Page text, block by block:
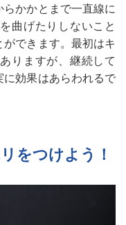
かかとまで一直線に
曲げたりしないこと
できます。最初はキ
りますが、継続して
効果はあらわれるで
をつけよう！